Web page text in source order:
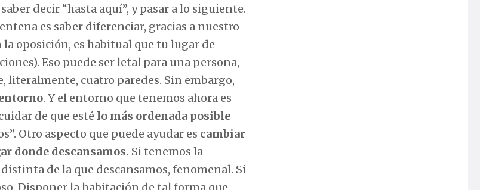
decir “hasta aquí”, y pasar a lo siguiente.
es saber diferenciar, gracias a nuestro
oposición, es habitual que tu lugar de
Eso puede ser letal para una persona,
literalmente, cuatro paredes. Sin embargo,
. Y el entorno que tenemos ahora es
de que esté lo más ordenada posible
Otro aspecto que puede ayudar es cambiar
donde descansamos. Si tenemos la
de la que descansamos, fenomenal. Si